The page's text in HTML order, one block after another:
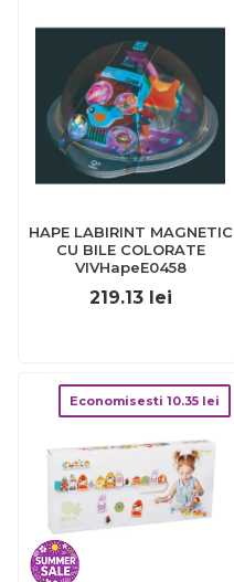
HAPE LABIRINT MAGNETIC
CU BILE COLORATE
VIVHapeE0458
219.13 lei
Economisesti 10.35 lei